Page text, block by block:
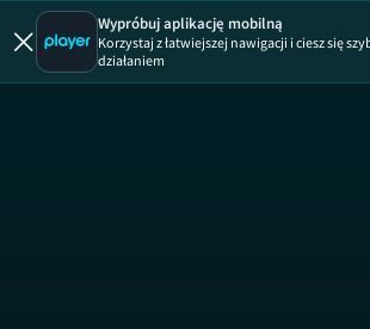
Wypróbuj aplikację mobilną
Korzystaj z łatwiejszej nawigacji i ciesz się
działaniem